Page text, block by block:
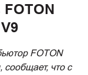
FOTON
что с